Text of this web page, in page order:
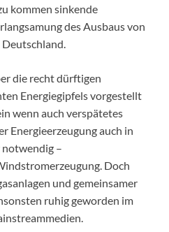
kommen sinkende
des Ausbaus von
die recht dürftigen
Energiegipfels vorgestellt
wenn auch verspätetes
Energieerzeugung auch in
notwendig –
Doch
und gemeinsamer
ruhig geworden im